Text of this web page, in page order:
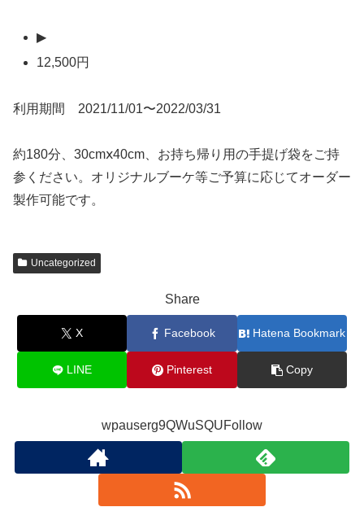
▶
12,500円
利用期間 2021/11/01〜2022/03/31
約180分、30cmⅹ40cm、お持ち帰り用の手提げ袋をご持
参ください。オリジナルブーケ等ご予算に応じてオーダー
製作可能です。
Uncategorized
Share
X Facebook Hatena Bookmark
LINE Pinterest Copy
wpauserg9QWuSQUFollow